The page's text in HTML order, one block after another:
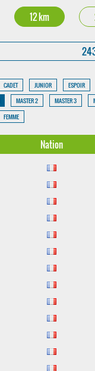
12 km
CADET JUNIOR ESPOIR
MASTER 2 MASTER 3
FEMME
Nation